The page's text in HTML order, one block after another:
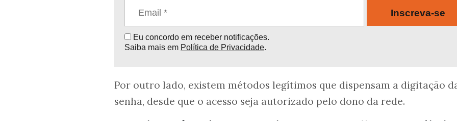
Eu concordo em receber notificações.
Saiba mais em Política de Privacidade.
Inscreva-se
Por outro lado, existem métodos legítimos que dispensam a digitação
senha, desde que o acesso seja autorizado pelo dono da rede.